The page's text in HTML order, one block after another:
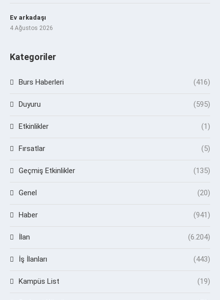
Ev arkadaşı
4 Ağustos 2026
Kategoriler
Burs Haberleri (416)
Duyuru (595)
Etkinlikler (1)
Fırsatlar (5)
Geçmiş Etkinlikler (135)
Genel (20)
Haber (941)
İlan (6.204)
İş İlanları (443)
Kampüs List (19)